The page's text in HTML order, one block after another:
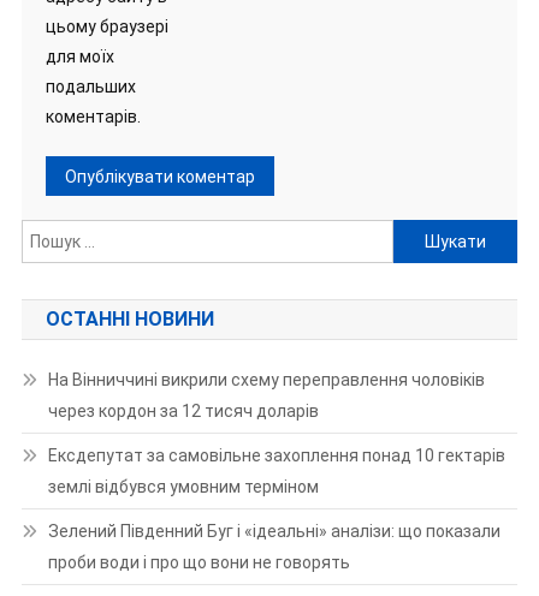
цьому браузері
для моїх
подальших
коментарів.
Пошук:
ОСТАННІ НОВИНИ
На Вінниччині викрили схему переправлення чоловіків
через кордон за 12 тисяч доларів
Ексдепутат за самовільне захоплення понад 10 гектарів
землі відбувся умовним терміном
Зелений Південний Буг і «ідеальні» аналізи: що показали
проби води і про що вони не говорять